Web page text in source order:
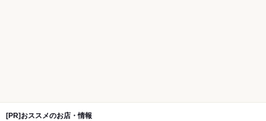
[PR]おススメのお店・情報